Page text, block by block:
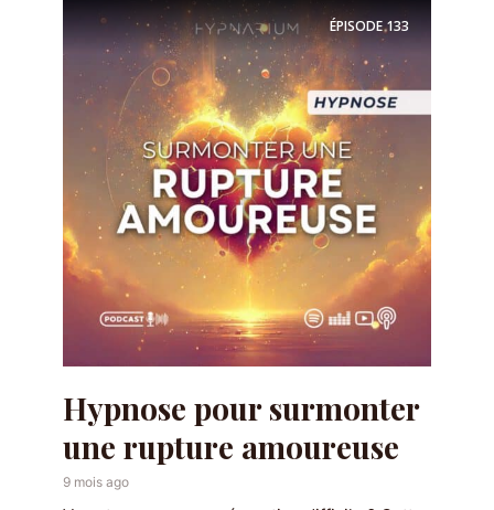
ÉPISODE133
Hypnose pour surmonter
une rupture amoureuse
9 mois ago